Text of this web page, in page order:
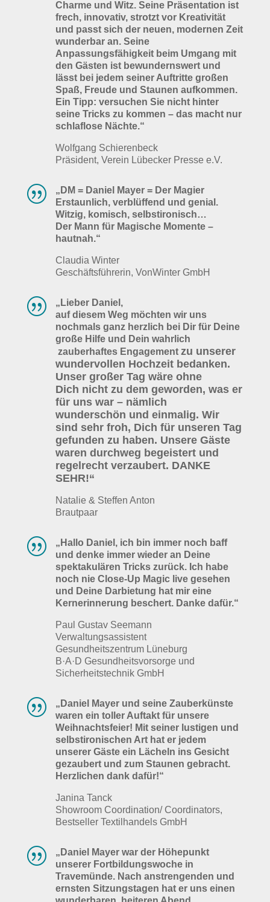
Charme und Witz. Seine Präsentation ist
frech, innovativ, strotzt vor Kreativität
und passt sich der neuen, modernen Zeit
wunderbar an. Seine
Anpassungsfähigkeit beim Umgang mit
den Gästen ist bewundernswert und
lässt bei jedem seiner Auftritte großen
Spaß, Freude und Staunen aufkommen.
Ein Tipp: versuchen Sie nicht hinter
seine Tricks zu kommen – das macht nur
schlaflose Nächte.“
Wolfgang Schierenbeck
Präsident, Verein Lübecker Presse e.V.
|
„DM = Daniel Mayer = Der Magier
Erstaunlich, verblüffend und genial.
Witzig, komisch, selbstironisch…
Der Mann für Magische Momente –
hautnah.“
Claudia Winter
Geschäftsführerin, VonWinter GmbH
|
„Lieber Daniel,
auf diesem Weg möchten wir uns
nochmals ganz herzlich bei Dir für Deine
große Hilfe und Dein wahrlich
zauberhaftes Engagement zu unserer
wundervollen Hochzeit bedanken.
Unser großer Tag wäre ohne
Dich nicht zu dem geworden, was er
für uns war – nämlich
wunderschön und einmalig. Wir
sind sehr froh, Dich für unseren Tag
gefunden zu haben. Unsere Gäste
waren durchweg begeistert und
regelrecht verzaubert. DANKE
SEHR!“
Natalie & Steffen Anton
Brautpaar
|
„Hallo Daniel, ich bin immer noch baff
und denke immer wieder an Deine
spektakulären Tricks zurück. Ich habe
noch nie Close-Up Magic live gesehen
und Deine Darbietung hat mir eine
Kernerinnerung beschert. Danke dafür.“
Paul Gustav Seemann
Verwaltungsassistent
Gesundheitszentrum Lüneburg
B·A·D Gesundheitsvorsorge und
Sicherheitstechnik GmbH
|
„Daniel Mayer und seine Zauberkünste
waren ein toller Auftakt für unsere
Weihnachtsfeier! Mit seiner lustigen und
selbstironischen Art hat er jedem
unserer Gäste ein Lächeln ins Gesicht
gezaubert und zum Staunen gebracht.
Herzlichen dank dafür!“
Janina Tanck
Showroom Coordination/ Coordinators,
Bestseller Textilhandels GmbH
|
„Daniel Mayer war der Höhepunkt
unserer Fortbildungswoche in
Travemünde. Nach anstrengenden und
ernsten Sitzungstagen hat er uns einen